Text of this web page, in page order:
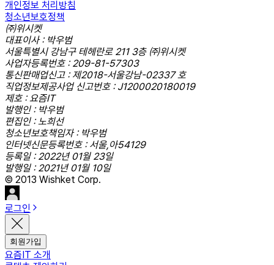
개인정보 처리방침
청소년보호정책
㈜위시켓
대표이사 : 박우범
서울특별시 강남구 테헤란로 211 3층 ㈜위시켓
사업자등록번호 : 209-81-57303
통신판매업신고 : 제2018-서울강남-02337 호
직업정보제공사업 신고번호 : J1200020180019
제호 : 요즘IT
발행인 : 박우범
편집인 : 노희선
청소년보호책임자 : 박우범
인터넷신문등록번호 : 서울,아54129
등록일 : 2022년 01월 23일
발행일 : 2021년 01월 10일
© 2013 Wishket Corp.
로그인
회원가입
요즘IT 소개